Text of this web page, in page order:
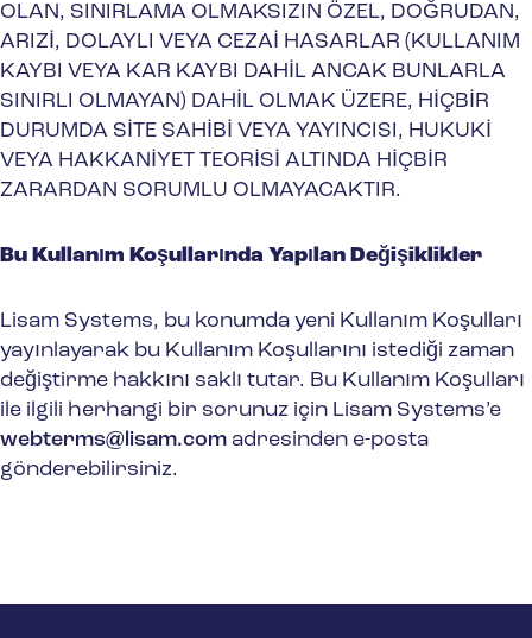
OLAN, SINIRLAMA OLMAKSIZIN ÖZEL, DOĞRUDAN,
ARIZİ, DOLAYLI VEYA CEZAİ HASARLAR (KULLANIM
KAYBI VEYA KAR KAYBI DAHİL ANCAK BUNLARLA
SINIRLI OLMAYAN) DAHİL OLMAK ÜZERE, HİÇBİR
DURUMDA SİTE SAHİBİ VEYA YAYINCISI, HUKUKİ
VEYA HAKKANİYET TEORİSİ ALTINDA HİÇBİR
ZARARDAN SORUMLU OLMAYACAKTIR.
Bu Kullanım Koşullarında Yapılan Değişiklikler
Lisam Systems, bu konumda yeni Kullanım Koşulları
yayınlayarak bu Kullanım Koşullarını istediği zaman
değiştirme hakkını saklı tutar. Bu Kullanım Koşulları
ile ilgili herhangi bir sorunuz için Lisam Systems’e
webterms@lisam.com adresinden e-posta
gönderebilirsiniz.